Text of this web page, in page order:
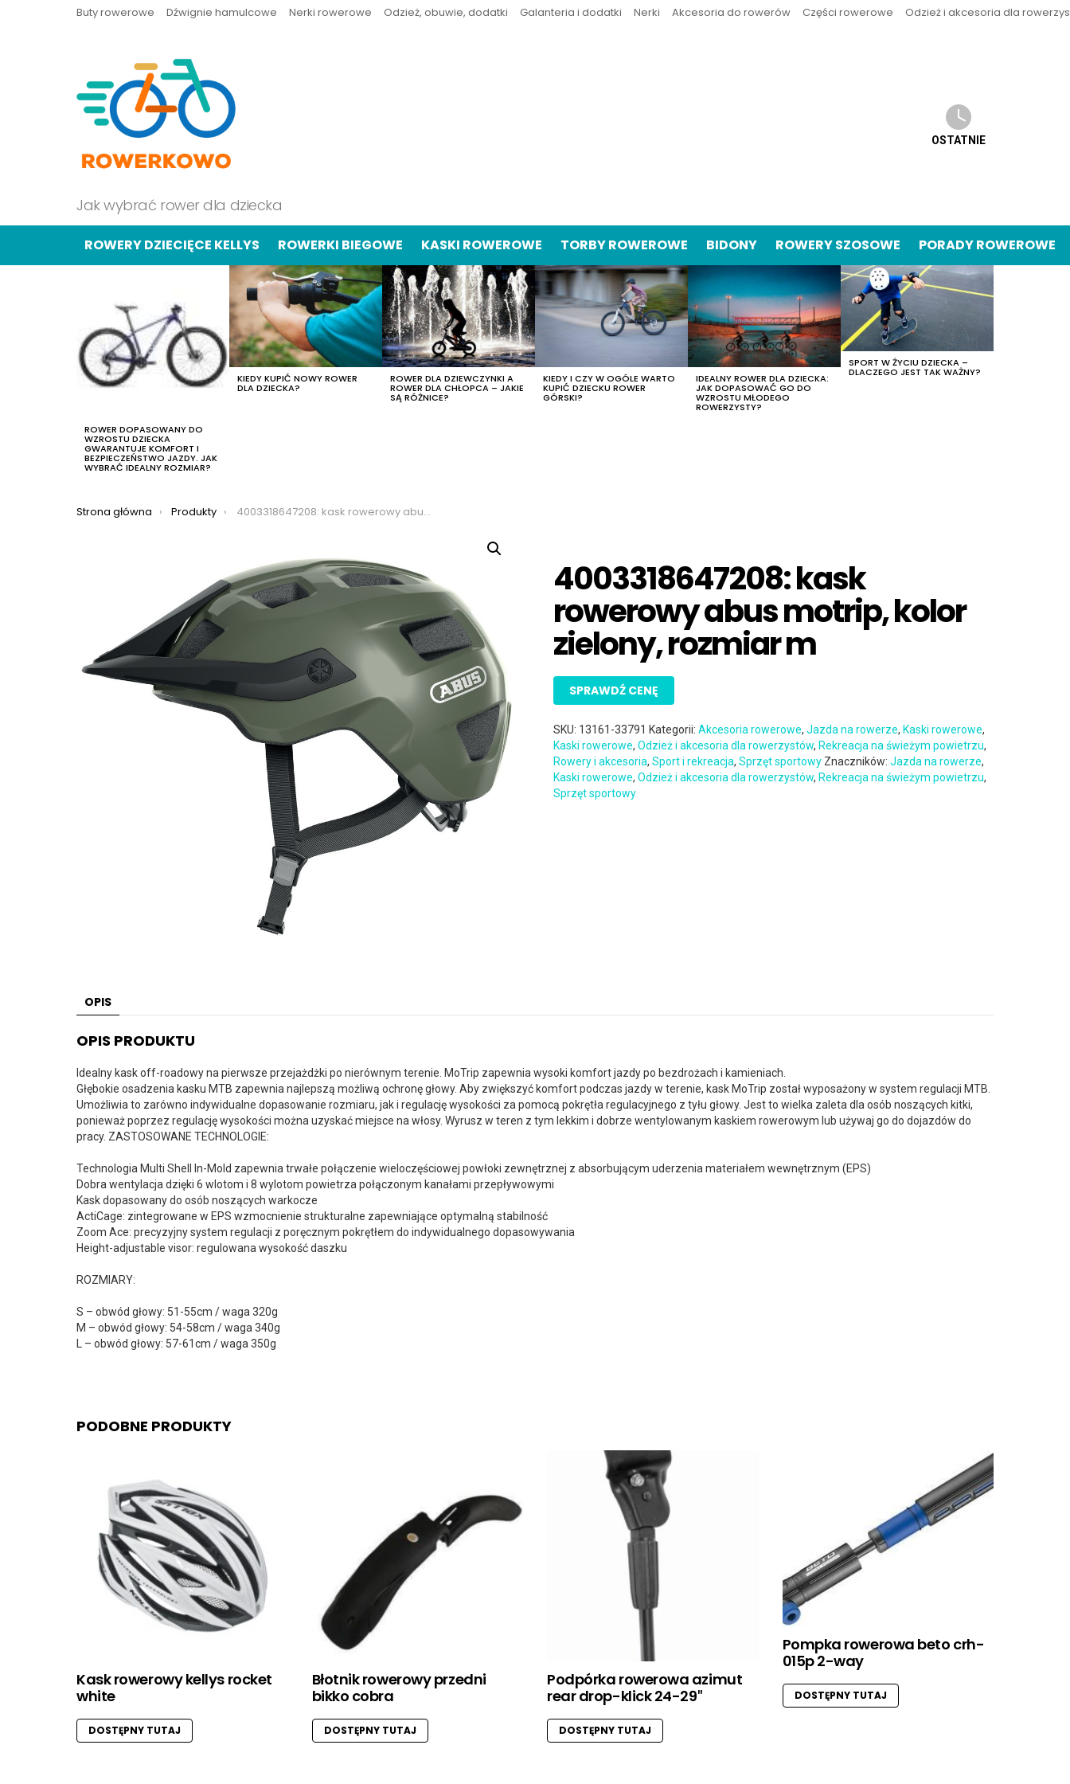
Buty rowerowe Dźwignie hamulcowe Nerki rowerowe Odzież, obuwie, dodatki Galanteria i dodatki Nerki Akcesoria do rowerów Części rowerowe Odzież i akcesoria dla
Jak wybrać rower dla dziecka
OSTATNIE
ROWERY DZIECIĘCE KELLYS ROWERKI BIEGOWE KASKI ROWEROWE TORBY ROWEROWE BIDONY ROWERY SZOSOWE PORADY ROWEROWE
ROWER DOPASOWANY DO
WZROSTU DZIECKA
GWARANTUJE KOMFORT I
BEZPIECZEŃSTWO JAZDY. JAK
WYBRAĆ IDEALNY ROZMIAR?
KIEDY KUPIĆ NOWY ROWER
DLA DZIECKA?
ROWER DLA DZIEWCZYNKI A
ROWER DLA CHŁOPCA – JAKIE
SĄ RÓŻNICE?
KIEDY I CZY W OGÓLE WARTO
KUPIĆ DZIECKU ROWER
GÓRSKI?
IDEALNY ROWER DLA DZIECKA:
JAK DOPASOWAĆ GO DO
WZROSTU MŁODEGO
ROWERZYSTY?
SPORT W ŻYCIU DZIECKA –
DLACZEGO JEST TAK WAŻNY?
Jesteś tutaj:
Strona główna Produkty 4003318647208: kask rowerowy abus motrip, kolor zielony, rozmiar m
4003318647208: kask
rowerowy abus motrip, kolor
zielony, rozmiar m
SPRAWDŹ CENĘ
SKU: 13161-33791 Kategorii:Akcesoria rowerowe,Jazda na rowerze, Kaski rowerowe,
Kaski rowerowe,Odzież i akcesoria dla rowerzystów, Rekreacja na świeżym powietrzu,
Rowery i akcesoria,Sport i rekreacja,Sprzęt sportowy Znaczników:Jazda na rowerze,
Kaski rowerowe,Odzież i akcesoria dla rowerzystów, Rekreacja na świeżym powietrzu,
Sprzęt sportowy
OPIS
OPIS PRODUKTU
Idealny kask off-roadowy na pierwsze przejażdżki po nierównym terenie. MoTrip zapewnia wysoki komfort jazdy po bezdrożach i kamieniach.
Głębokie osadzenia kasku MTB zapewnia najlepszą możliwą ochronę głowy. Aby zwiększyć komfort podczas jazdy w terenie, kask MoTrip został wyposażony w system regulacji MTB.
Umożliwia to zarówno indywidualne dopasowanie rozmiaru, jak i regulację wysokości za pomocą pokrętła regulacyjnego z tyłu głowy. Jest to wielka zaleta dla osób noszących kitki,
ponieważ poprzez regulację wysokości można uzyskać miejsce na włosy. Wyrusz w teren z tym lekkim i dobrze wentylowanym kaskiem rowerowym lub używaj go do dojazdów do
pracy. ZASTOSOWANE TECHNOLOGIE:
Technologia Multi Shell In-Mold zapewnia trwałe połączenie wieloczęściowej powłoki zewnętrznej z absorbującym uderzenia materiałem wewnętrznym (EPS)
Dobra wentylacja dzięki 6 wlotom i 8 wylotom powietrza połączonym kanałami przepływowymi
Kask dopasowany do osób noszących warkocze
ActiCage: zintegrowane w EPS wzmocnienie strukturalne zapewniające optymalną stabilność
Zoom Ace: precyzyjny system regulacji z poręcznym pokrętłem do indywidualnego dopasowywania
Height-adjustable visor: regulowana wysokość daszku
ROZMIARY:
S – obwód głowy: 51-55cm / waga 320g
M – obwód głowy: 54-58cm / waga 340g
L – obwód głowy: 57-61cm / waga 350g
PODOBNE PRODUKTY
Kask rowerowy kellys rocket
white
DOSTĘPNY TUTAJ
Błotnik rowerowy przedni
bikko cobra
DOSTĘPNY TUTAJ
Podpórka rowerowa azimut
rear drop-klick 24-29″
DOSTĘPNY TUTAJ
Pompka rowerowa beto crh-
015p 2-way
DOSTĘPNY TUTAJ